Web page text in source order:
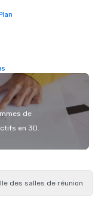
de
en 3D.
des salles de réunion